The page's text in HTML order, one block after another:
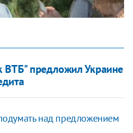
ВТБ" предложил Украине
над предложением